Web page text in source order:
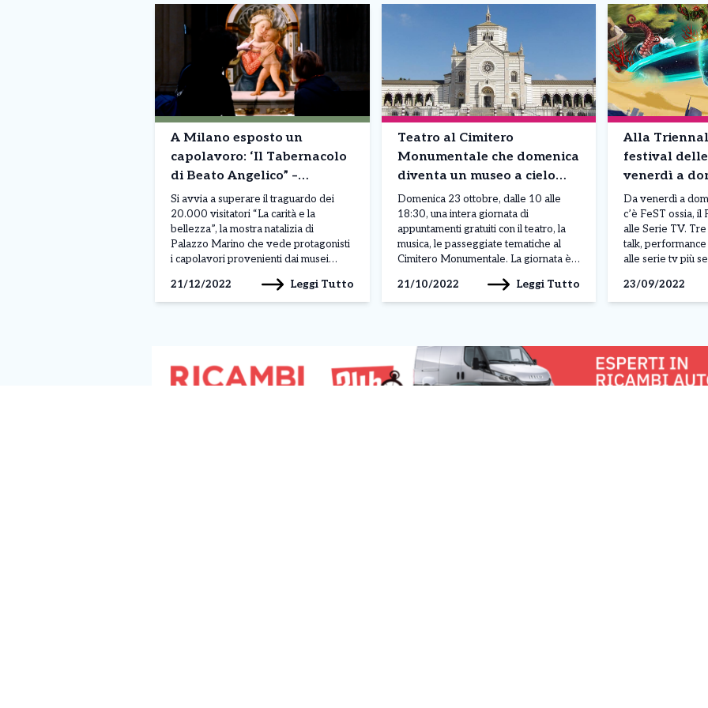
A Milano esposto un
capolavoro: ‘Il Tabernacolo
di Beato Angelico” –
Successo per la mostra, già
20 mila visitatori
Si avvia a superare il traguardo dei
20.000 visitatori “La carità e la
bellezza”, la mostra natalizia di
Palazzo Marino che vede protagonisti
i capolavori provenienti dai musei
anche agli altri otto municipi della città
con l’esposizione di importanti opere
21/12/2022 Leggi Tutto
Teatro al Cimitero
Monumentale che domenica
diventa un museo a cielo
aperto
Domenica 23 ottobre, dalle 10 alle
18:30, una intera giornata di
appuntamenti gratuiti con il teatro, la
musica, le passeggiate tematiche al
Cimitero Monumentale. La giornata è
realizzata dal Cimitero Monumentale
in collaborazione con Fondazione
grande tesoro della […]
21/10/2022 Leggi Tutto
Alla
festival
venerdì a
Da venerdì a
c’è FeST ossia,
alle Serie TV. Tre
talk,
alle serie tv più
coinvolgente per
novità e
produzioni
proiezione in
Man, […]
23/09/2022